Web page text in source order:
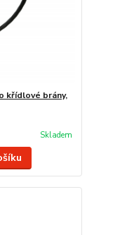
křídlové brány,
Skladem